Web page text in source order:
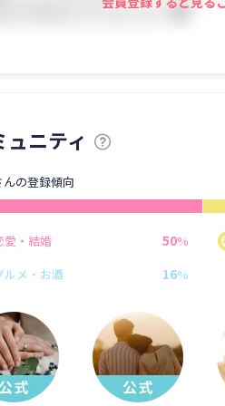
ュニティ
の登録傾向
愛・結婚 50%
ルメ・お酒
16%